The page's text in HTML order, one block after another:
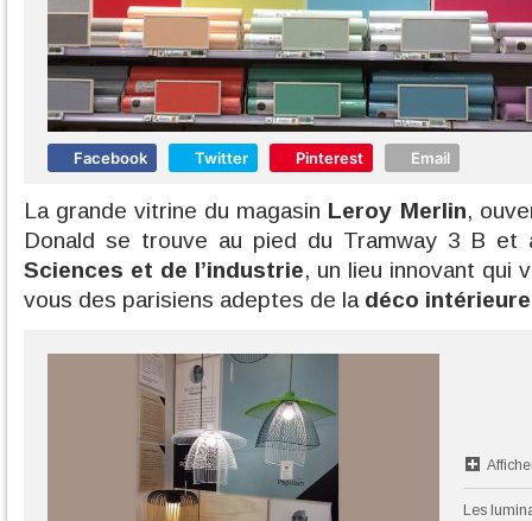
Facebook Twitter Pinterest Email
La grande vitrine du magasin Leroy Merlin,
Donald se trouve au pied du Tramway 3 B
Sciences et de l’industrie, un lieu innovant qui
vous des parisiens adeptes de la déco intérieure
Les